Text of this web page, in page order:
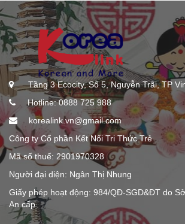
Tầng 3 Ecocity, Số 5, Nguyễn Trãi, TP
Hotline: 0888 725 988
korealink.vn@gmail.com
Công ty Cổ phần Kết Nối Tri Thức Trẻ
Mã số thuế: 2901970328
Người đại diện: Ngân Thị Nhung
Giấy phép hoạt động: 984/QĐ-SGD&ĐT do
An cấp